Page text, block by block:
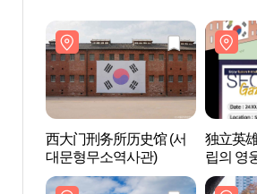
西大门刑务所历史馆 (서
대문형무소역사관)
独立英
립의 영